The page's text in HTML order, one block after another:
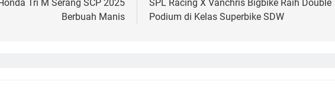
Tri M Serang SCP 2025
Berbuah Manis
SPL Racing X Vanchris Bigbike Raih Double
Podium di Kelas Superbike SDW